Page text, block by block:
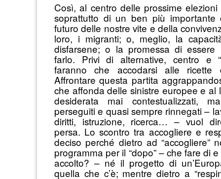
Così, al centro delle prossime
soprattutto di un ben più importante
futuro delle nostre vite e della
loro, i migranti; o, meglio, la
disfarsene; o la promessa di
farlo. Privi di alternative, centro e
faranno che accodarsi alle ricette
Affrontare questa partita
che affonda delle sinistre europee e al
desiderata mai contestualizzati,
perseguiti e quasi sempre rinnegati –
diritti, istruzione, ricerca… – vuol
persa. Lo scontro tra accogliere e
deciso perché dietro ad “accogliere”
programma per il “dopo” – che fare di
accolto? – né il progetto di
quella che c’è; mentre dietro a